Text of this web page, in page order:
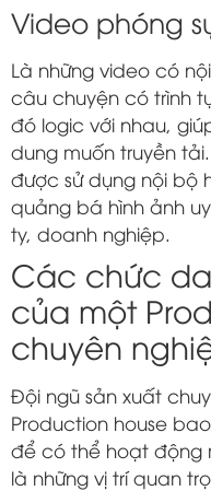
Video phóng
Là những video có
câu chuyện có trình
đó logic với nhau,
dung muốn truyền
được sử dụng nội bộ
quảng bá hình ảnh
ty, doanh nghiệp.
Các chức
của một
chuyên
Đội ngũ sản xuất
Production house
để có thể hoạt động
là những vị trí quan